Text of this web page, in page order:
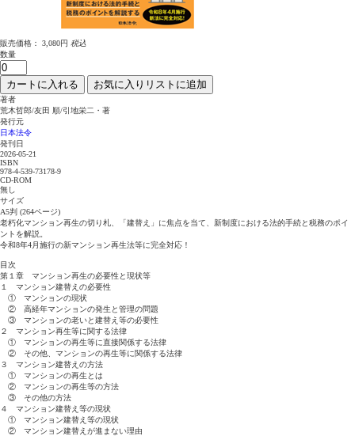
販売価格： 3,080円 税込
数量
カートに入れる お気に入りリストに追加
著者
荒木哲郎/友田 順/引地栄二・著
発行元
日本法令
発刊日
2026-05-21
ISBN
978-4-539-73178-9
CD-ROM
無し
サイズ
A5判 (264ページ)
老朽化マンション再生の切り札、「建替え」に焦点を当て、新制度における法的手続と税務のポイ
ントを解説。
令和8年4月施行の新マンション再生法等に完全対応！
目次
第１章 マンション再生の必要性と現状等
１ マンション建替えの必要性
① マンションの現状
② 高経年マンションの発生と管理の問題
③ マンションの老いと建替え等の必要性
２ マンション再生等に関する法律
① マンションの再生等に直接関係する法律
② その他、マンションの再生等に関係する法律
３ マンション建替えの方法
① マンションの再生とは
② マンションの再生等の方法
③ その他の方法
４ マンション建替え等の現状
① マンション建替え等の現状
② マンション建替えが進まない理由